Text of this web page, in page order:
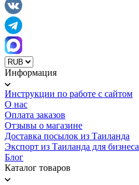
Информация
Инструкции по работе с сайтом
О нас
Оплата заказов
Отзывы о магазине
Доставка посылок из Таиланда
Экспорт из Таиланда для бизнеса
Блог
Каталог товаров